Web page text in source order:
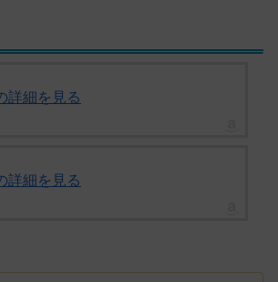
詳細を見る
詳細を見る